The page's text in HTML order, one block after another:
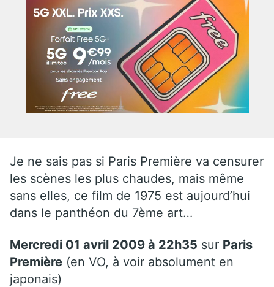
Je ne sais pas si Paris Première va censurer
les scènes les plus chaudes, mais même
sans elles, ce film de 1975 est aujourd’hui
dans le panthéon du 7ème art…
Mercredi 01 avril 2009 à 22h35 sur Paris
Première (en VO, à voir absolument en
japonais)